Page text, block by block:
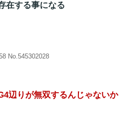
在する事になる
No.545302028
辺りが無双するんじゃないか